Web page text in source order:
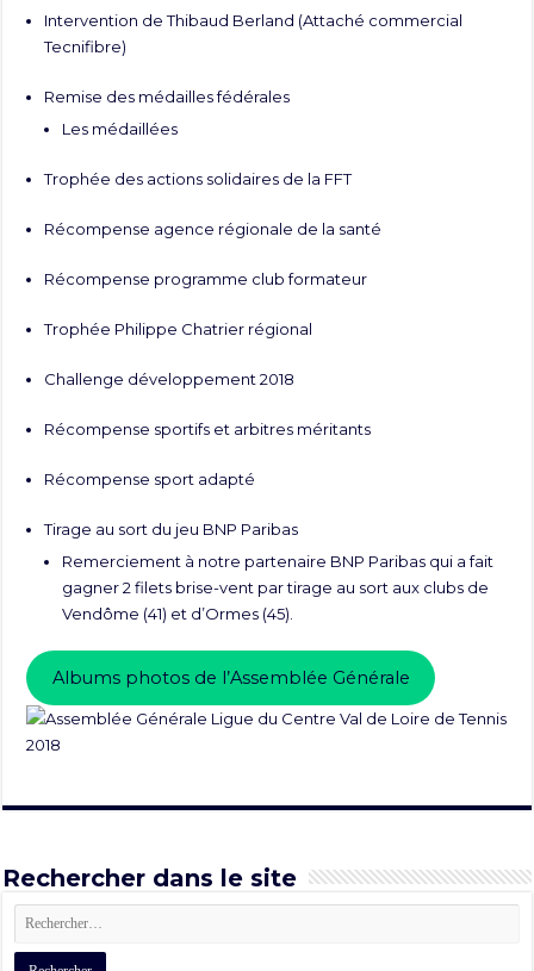
Intervention de Thibaud Berland (Attaché commercial
Tecnifibre)
Remise des médailles fédérales
Les médaillées
Trophée des actions solidaires de la FFT
Récompense agence régionale de la santé
Récompense programme club formateur
Trophée Philippe Chatrier régional
Challenge développement 2018
Récompense sportifs et arbitres méritants
Récompense sport adapté
Tirage au sort du jeu BNP Paribas
Remerciement à notre partenaire BNP Paribas qui a fait
gagner 2 filets brise-vent par tirage au sort aux clubs de
Vendôme (41) et d’Ormes (45).
Albums photos de l’Assemblée Générale
Rechercher dans le site